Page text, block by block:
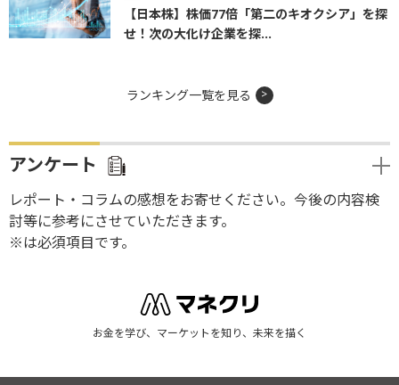
【日本株】株価77倍「第二のキオクシア」を探
せ！次の大化け企業を探...
ランキング一覧を見る
アンケート
レポート・コラムの感想をお寄せください。今後の内容検
討等に参考にさせていただきます。
※は必須項目です。
お金を学び、マーケットを知り、未来を描く